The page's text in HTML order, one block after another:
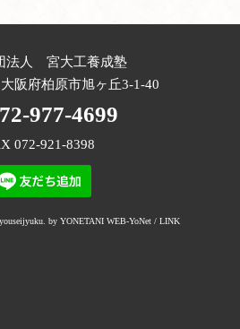
法人 宮大工養成塾
阪府柏原市旭ヶ丘3-1-40
977-4699
072-921-8398
by YONETANI WEB-YoNet / LINK